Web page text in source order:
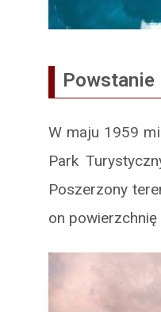
Powstanie
W maju 1959
Park
Poszerzony
on